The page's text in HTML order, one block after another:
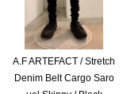
A.F ARTEFACT / Stretch
Denim Belt Cargo Saro